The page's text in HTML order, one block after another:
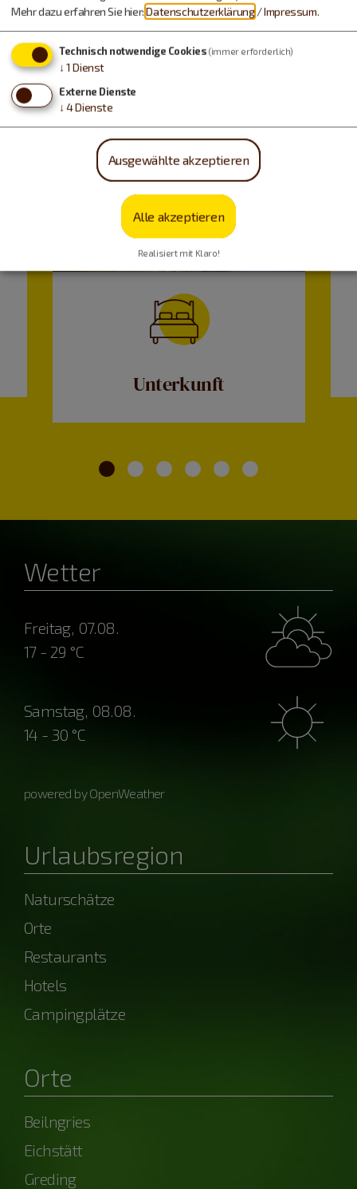
Unterkunft
Wetter
Freitag, 07.08.
17 - 29 °C
Samstag, 08.08.
14 - 30 °C
powered by OpenWeather
Urlaubsregion
Naturschätze
Orte
Restaurants
Hotels
Campingplätze
Orte
Beilngries
Eichstätt
Greding
Mehr dazu erfahren Sie hier:Datenschutzerklärung /Impressum.
Technisch notwendige Cookies (immer erforderlich)
↓ 1 Dienst
Externe Dienste
↓ 4Dienste
Ausgewählte akzeptieren
Alle akzeptieren
Realisiert mit Klaro!